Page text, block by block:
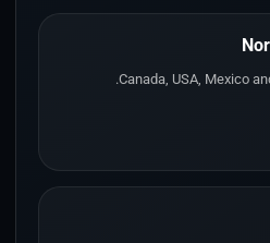
Canada, USA, Mexico